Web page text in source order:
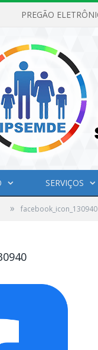
SERVIÇOS
» facebook_icon_130940